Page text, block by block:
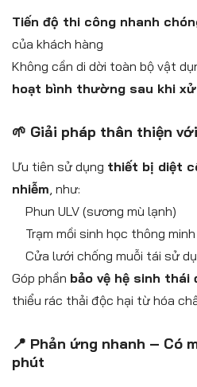
Tiến độ thi công nhanh
của khách hàng
Không cần di dời toàn bộ vật
hoạt bình thường sau khi
🌱 Giải pháp thân thiện
Ưu tiên sử dụng thiết bị diệt
nhiễm, như:
Phun ULV (sương mù lạnh)
Trạm mồi sinh học thông minh
Cửa lưới chống muỗi tái sử
Góp phần bảo vệ hệ sinh thái
thiểu rác thải độc hại từ hóa
📍 Phản ứng nhanh – Có
phút